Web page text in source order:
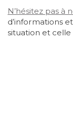
N’hésitez pas à
d’informations
situation et celle